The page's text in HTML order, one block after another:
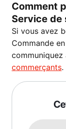
Comment
Service de
Si vous avez
Commande
communiquez
commerçants.